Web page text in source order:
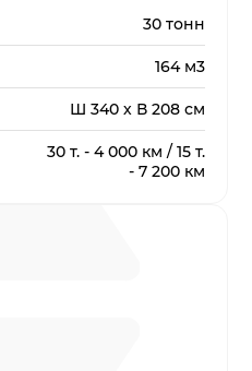
30 тонн
164 м3
Ш 340 х В 208 см
30 т. - 4 000 км / 15 т.
- 7 200 км